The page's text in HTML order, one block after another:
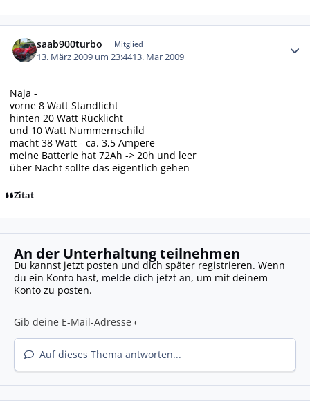
saab900turbo Mitglied
13. März 2009 um 23:4413. Mar 2009
Naja -
vorne 8 Watt Standlicht
hinten 20 Watt Rücklicht
und 10 Watt Nummernschild
macht 38 Watt - ca. 3,5 Ampere
meine Batterie hat 72Ah -> 20h und leer
über Nacht sollte das eigentlich gehen
Zitat
An der Unterhaltung teilnehmen
Du kannst jetzt posten und dich später registrieren. Wenn
du ein Konto hast, melde dich jetzt an, um mit deinem
Konto zu posten.
Auf dieses Thema antworten...